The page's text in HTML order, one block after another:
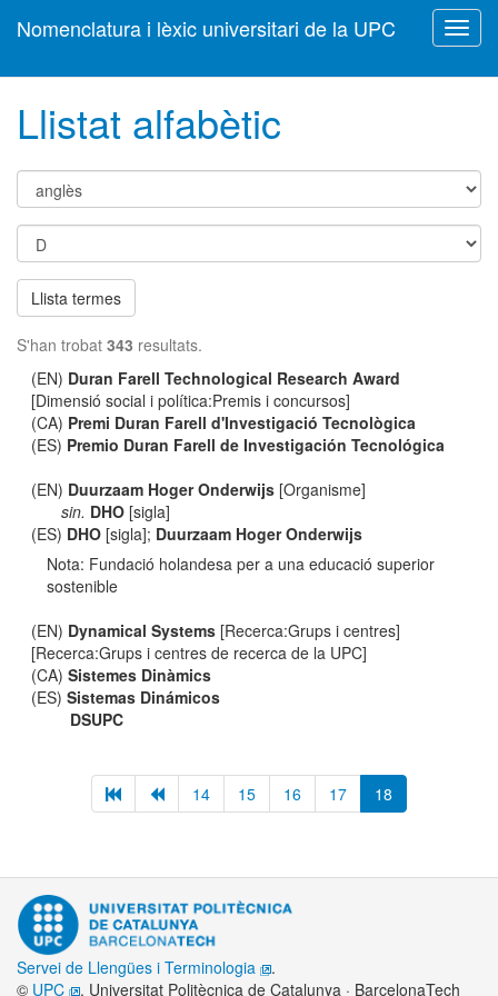
Nomenclatura i lèxic universitari de la UPC
Llistat alfabètic
Llista termes
S'han trobat 343 resultats.
(EN) Duran Farell Technological Research Award
[Dimensió social i política:Premis i concursos]
(CA) Premi Duran Farell d'Investigació Tecnològica
(ES) Premio Duran Farell de Investigación Tecnológica
(EN) Duurzaam Hoger Onderwijs [Organisme]
sin. DHO [sigla]
(ES) DHO [sigla]; Duurzaam Hoger Onderwijs
Nota: Fundació holandesa per a una educació superior
sostenible
(EN) Dynamical Systems [Recerca:Grups i centres]
[Recerca:Grups i centres de recerca de la UPC]
(CA)Sistemes Dinàmics
(ES)Sistemas Dinámicos
DSUPC
14 15 16 17 18
Servei de Llengües i Terminologia
.
© UPC . Universitat Politècnica de Catalunya · BarcelonaTech